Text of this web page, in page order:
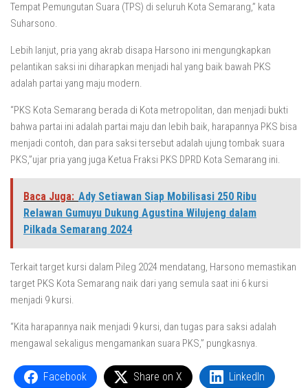
Tempat Pemungutan Suara (TPS) di seluruh Kota Semarang,” kata
Suharsono.
Lebih lanjut, pria yang akrab disapa Harsono ini mengungkapkan
pelantikan saksi ini diharapkan menjadi hal yang baik bawah PKS
adalah partai yang maju modern.
“PKS Kota Semarang berada di Kota metropolitan, dan menjadi bukti
bahwa partai ini adalah partai maju dan lebih baik, harapannya PKS bisa
menjadi contoh, dan para saksi tersebut adalah ujung tombak suara
PKS,”ujar pria yang juga Ketua Fraksi PKS DPRD Kota Semarang ini.
Baca Juga: Ady Setiawan Siap Mobilisasi 250 Ribu
Relawan Gumuyu Dukung Agustina Wilujeng dalam
Pilkada Semarang 2024
Terkait target kursi dalam Pileg 2024 mendatang, Harsono memastikan
target PKS Kota Semarang naik dari yang semula saat ini 6 kursi
menjadi 9 kursi.
“Kita harapannya naik menjadi 9 kursi, dan tugas para saksi adalah
mengawal sekaligus mengamankan suara PKS,” pungkasnya.
Facebook Share on X LinkedIn